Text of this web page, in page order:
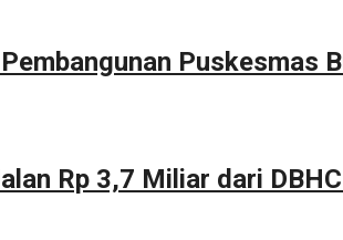
Puskesmas
Rp 3,7 Miliar dari